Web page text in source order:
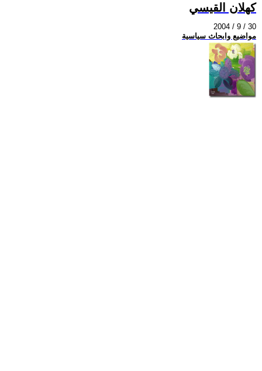
كهلان القيسي
2004 / 9 / 30
مواضيع وابحاث سياسية